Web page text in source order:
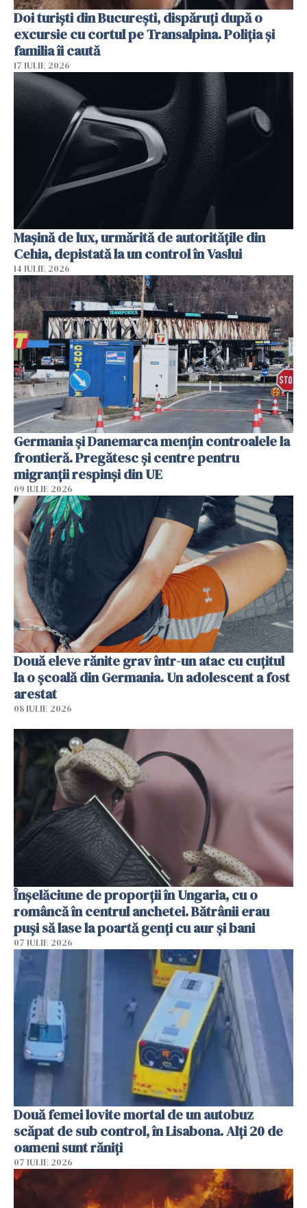
Doi turiști din București, dispăruți după o
excursie cu cortul pe Transalpina. Poliția și
familia îi caută
17 IULIE 2026
Mașină de lux, urmărită de autoritățile din
Cehia, depistată la un control în Vaslui
14 IULIE 2026
Germania și Danemarca mențin controalele la
frontieră. Pregătesc și centre pentru
migranții respinși din UE
09 IULIE 2026
Două eleve rănite grav într-un atac cu cuțitul
la o școală din Germania. Un adolescent a fost
arestat
08 IULIE 2026
Înșelăciune de proporții în Ungaria, cu o
româncă în centrul anchetei. Bătrânii erau
puși să lase la poartă genți cu aur și bani
07 IULIE 2026
Două femei lovite mortal de un autobuz
scăpat de sub control, în Lisabona. Alți 20 de
oameni sunt răniți
07 IULIE 2026